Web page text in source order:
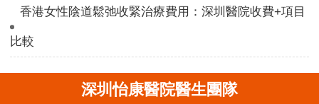
香港女性陰道鬆弛收緊治療費用：深圳醫院收費+項目
比較
深圳怡康醫院醫生團隊